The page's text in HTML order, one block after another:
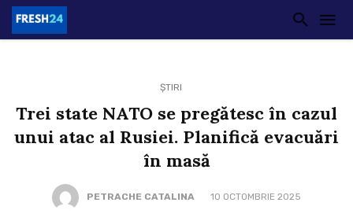
ȘTIRI
Trei state NATO se pregătesc în cazul
unui atac al Rusiei. Planifică evacuări
în masă
PETRACHE CATALINA 10 OCTOMBRIE 2025